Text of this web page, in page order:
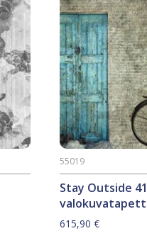
Stay Outside
55019
615,90€